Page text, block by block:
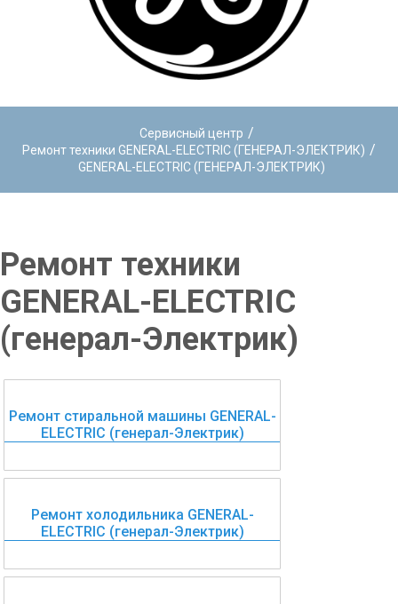
Сервисный центр /
Ремонт техники GENERAL-ELECTRIC (ГЕНЕРАЛ-ЭЛЕКТРИК) /
GENERAL-ELECTRIC (ГЕНЕРАЛ-ЭЛЕКТРИК)
Ремонт техники
GENERAL-ELECTRIC
(генерал-Электрик)
Ремонт стиральной машины GENERAL-
ELECTRIC (генерал-Электрик)
Ремонт холодильника GENERAL-
ELECTRIC (генерал-Электрик)